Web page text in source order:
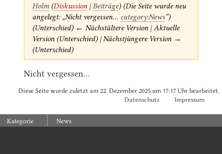
Holm (Diskussion|Beiträge) (Die Seite wurde neu
angelegt: „Nicht vergessen... category:News“)
(Unterschied) ← Nächstältere Version | Aktuelle
Version (Unterschied) | Nächstjüngere Version →
(Unterschied)
Nicht vergessen...
Diese Seite wurde zuletzt am 22. Dezember 2025 um 17:17 Uhr bearbeitet.
Datenschutz
Impressum
Kategorie News